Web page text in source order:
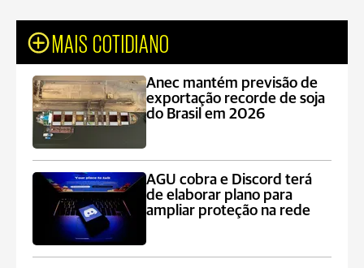
MAIS COTIDIANO
Anec mantém previsão de
exportação recorde de soja
do Brasil em 2026
AGU cobra e Discord terá
de elaborar plano para
ampliar proteção na rede